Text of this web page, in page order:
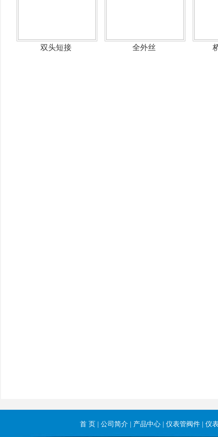
双头短接 全外丝
首 页 公司简介| 产品中心| 仪表管阀件| 仪